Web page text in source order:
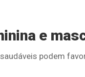
e
podem